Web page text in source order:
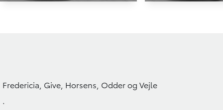
KONTANT 219.900 KR. KONTANT
Fredericia, Give, Horsens, Odder og Vejle
.